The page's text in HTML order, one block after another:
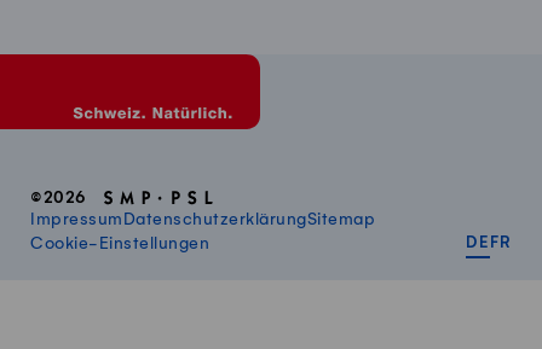
©2026
Impressum DatenschutzerklärungSitemap
Cookie-Einstellungen
DE FR